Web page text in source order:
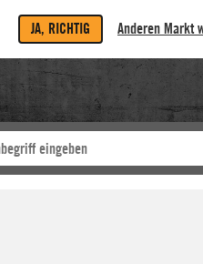
JA, RICHTIG Anderen Markt